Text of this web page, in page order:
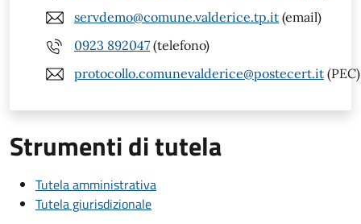
servdemo@comune.valderice.tp.it (email)
0923 892047 (telefono)
protocollo.comunevalderice@postecert.it (PEC)
Strumenti di tutela
Tutela amministrativa
Tutela giurisdizionale